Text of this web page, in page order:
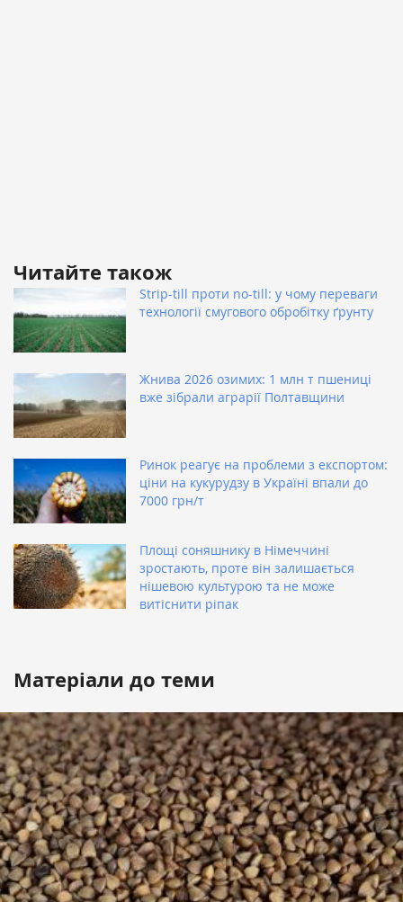
Читайте також
Strip-till проти no-till: у чому переваги
технології смугового обробітку ґрунту
Жнива 2026 озимих: 1 млн т пшениці
вже зібрали аграрії Полтавщини
Ринок реагує на проблеми з експортом:
ціни на кукурудзу в Україні впали до
7000 грн/т
Площі соняшнику в Німеччині
зростають, проте він залишається
нішевою культурою та не може
витіснити ріпак
Матеріали до теми